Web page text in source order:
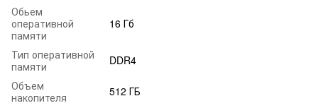
Обьем
оперативной
памяти
16 Гб
Тип оперативной
памяти
DDR4
Объем
накопителя
512 ГБ